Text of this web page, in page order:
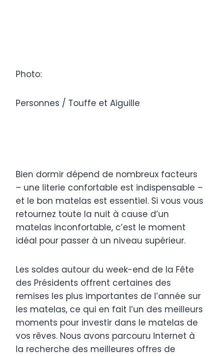
Photo:
Personnes / Touffe et Aiguille
Bien dormir dépend de nombreux facteurs
– une literie confortable est indispensable –
et le bon matelas est essentiel. Si vous vous
retournez toute la nuit à cause d’un
matelas inconfortable, c’est le moment
idéal pour passer à un niveau supérieur.
Les soldes autour du week-end de la Fête
des Présidents offrent certaines des
remises les plus importantes de l’année sur
les matelas, ce qui en fait l’un des meilleurs
moments pour investir dans le matelas de
vos rêves. Nous avons parcouru Internet à
la recherche des meilleures offres de